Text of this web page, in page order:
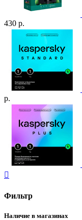
430 р.
р.

Фильтр
Наличие в магазинах